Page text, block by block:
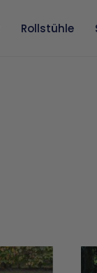
Rollstühle